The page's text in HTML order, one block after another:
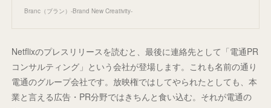
Branc（ブラン）-Brand New Creativity-
Netflixのプレスリリースを読むと、最後に連絡先として「電通PR
コンサルティング」という会社が登場します。これも名前の通り
電通のグループ会社です。放映権ではしてやられたとしても、本
業と言える広告・PR分野ではきちんと食い込む。それが電通の